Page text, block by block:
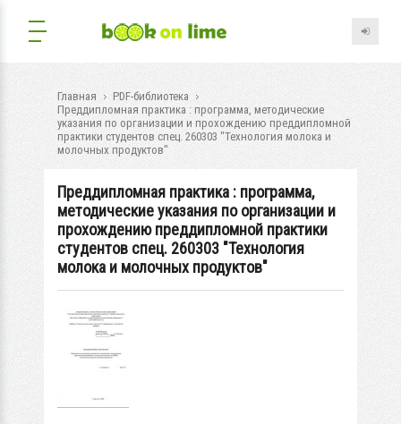
Главная
PDF-библиотека
Преддипломная практика : программа, методические
указания по организации и прохождению преддипломной
практики студентов спец. 260303 "Технология молока и
молочных продуктов"
Преддипломная практика : программа,
методические указания по организации и
прохождению преддипломной практики
студентов спец. 260303 "Технология
молока и молочных продуктов"